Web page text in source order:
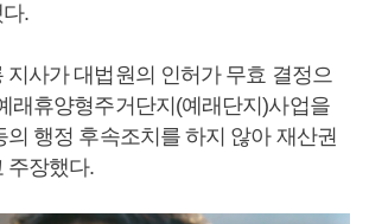
.
지사가 대법원의 인허가 무효 결정으
래휴양형주거단지(예래단지)사업을
의 행정 후속조치를 하지 않아 재산권
주장했다.